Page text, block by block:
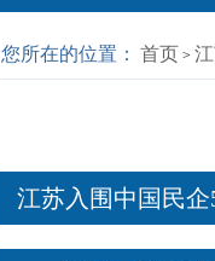
您所在的位置： 首页 >
江苏入围中国民企